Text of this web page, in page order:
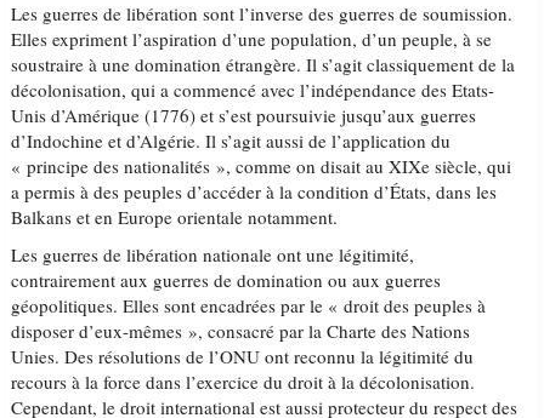
Les guerres de libération sont l’inverse des guerres de soumission.
Elles expriment l’aspiration d’une population, d’un peuple, à se
soustraire à une domination étrangère. Il s’agit classiquement de la
décolonisation, qui a commencé avec l’indépendance des Etats-
Unis d’Amérique (1776) et s’est poursuivie jusqu’aux guerres
d’Indochine et d’Algérie. Il s’agit aussi de l’application du
« principe des nationalités », comme on disait au XIXe siècle, qui
a permis à des peuples d’accéder à la condition d’États, dans les
Balkans et en Europe orientale notamment.
Les guerres de libération nationale ont une légitimité,
contrairement aux guerres de domination ou aux guerres
géopolitiques. Elles sont encadrées par le « droit des peuples à
disposer d’eux-mêmes », consacré par la Charte des Nations
Unies. Des résolutions de l’ONU ont reconnu la légitimité du
recours à la force dans l’exercice du droit à la décolonisation.
Cependant, le droit international est aussi protecteur du respect des